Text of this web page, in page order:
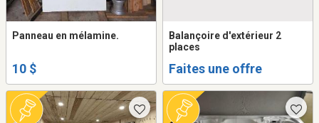
Panneau en mélamine.
10 $
Balançoire d'extérieur 2
places
Faites une offre